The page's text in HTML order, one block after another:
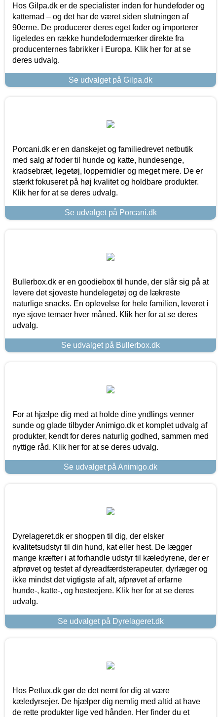
Hos Gilpa.dk er de specialister inden for hundefoder og
kattemad – og det har de været siden slutningen af
90erne. De producerer deres eget foder og importerer
ligeledes en række hundefodermærker direkte fra
producenternes fabrikker i Europa. Klik her for at se
deres udvalg.
Se udvalget på Gilpa.dk
Porcani.dk er en danskejet og familiedrevet netbutik
med salg af foder til hunde og katte, hundesenge,
kradsebræt, legetøj, loppemidler og meget mere. De er
stærkt fokuseret på høj kvalitet og holdbare produkter.
Klik her for at se deres udvalg.
Se udvalget på Porcani.dk
Bullerbox.dk er en goodiebox til hunde, der slår sig på at
levere det sjoveste hundelegetøj og de lækreste
naturlige snacks. En oplevelse for hele familien, leveret i
nye sjove temaer hver måned. Klik her for at se deres
udvalg.
Se udvalget på Bullerbox.dk
For at hjælpe dig med at holde dine yndlings venner
sunde og glade tilbyder Animigo.dk et komplet udvalg af
produkter, kendt for deres naturlig godhed, sammen med
nyttige råd. Klik her for at se deres udvalg.
Se udvalget på Animigo.dk
Dyrelageret.dk er shoppen til dig, der elsker
kvalitetsudstyr til din hund, kat eller hest. De lægger
mange kræfter i at forhandle udstyr til kæledyrene, der er
afprøvet og testet af dyreadfærdsterapeuter, dyrlæger og
ikke mindst det vigtigste af alt, afprøvet af erfarne
hunde-, katte-, og hesteejere. Klik her for at se deres
udvalg.
Se udvalget på Dyrelageret.dk
Hos Petlux.dk gør de det nemt for dig at være
kæledyrsejer. De hjælper dig nemlig med altid at have
de rette produkter lige ved hånden. Her finder du et